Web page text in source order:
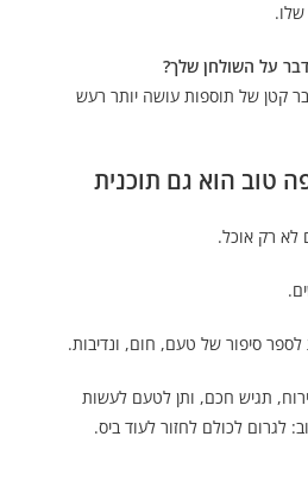
על השולחן שלך?
קטן של תוספות עושה יותר רעש
טוב הוא גם תוכנית
לא רק אוכל.
לספר סיפור של טעם, חום, ונדיבות.
תגיש חכם, ותן לטעם לעשות
לגרום לכולם לחזור לעוד ביס.